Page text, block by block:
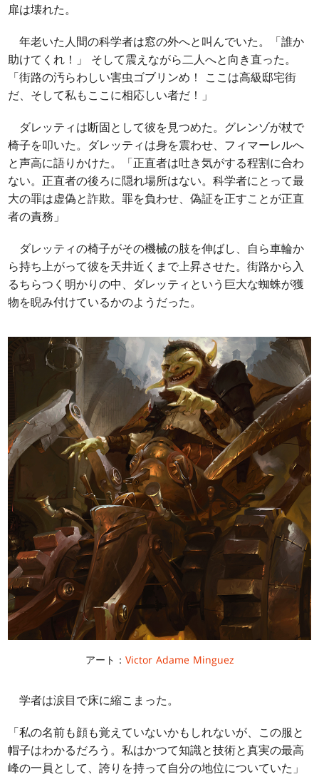
扉は壊れた。
年老いた人間の科学者は窓の外へと叫んでいた。「誰か
助けてくれ！」 そして震えながら二人へと向き直った。
「街路の汚らわしい害虫ゴブリンめ！ ここは高級邸宅街
だ、そして私もここに相応しい者だ！」
ダレッティは断固として彼を見つめた。グレンゾが杖で
椅子を叩いた。ダレッティは身を震わせ、フィマーレルへ
と声高に語りかけた。「正直者は吐き気がする程割に合わ
ない。正直者の後ろに隠れ場所はない。科学者にとって最
大の罪は虚偽と詐欺。罪を負わせ、偽証を正すことが正直
者の責務」
ダレッティの椅子がその機械の肢を伸ばし、自ら車輪か
ら持ち上がって彼を天井近くまで上昇させた。街路から入
るちらつく明かりの中、ダレッティという巨大な蜘蛛が獲
物を睨み付けているかのようだった。
アート： Victor Adame Minguez
学者は涙目で床に縮こまった。
「私の名前も顔も覚えていないかもしれないが、この服と
帽子はわかるだろう。私はかつて知識と技術と真実の最高
峰の一員として、誇りを持って自分の地位についていた」